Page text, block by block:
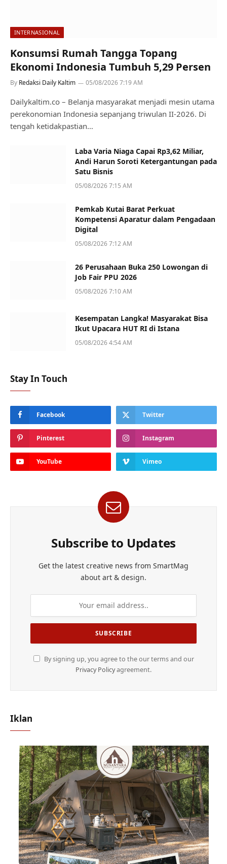
INTERNASIONAL
Konsumsi Rumah Tangga Topang
Ekonomi Indonesia Tumbuh 5,29 Persen
By Redaksi Daily Kaltim 05/08/2026 7:19 AM
Dailykaltim.co – Belanja masyarakat menjadi mesin utama
perekonomian Indonesia sepanjang triwulan II-2026. Di
tengah ketidakpastian…
Laba Varia Niaga Capai Rp3,62 Miliar,
Andi Harun Soroti Ketergantungan pada
Satu Bisnis
05/08/2026 7:15 AM
Pemkab Kutai Barat Perkuat
Kompetensi Aparatur dalam Pengadaan
Digital
05/08/2026 7:12 AM
26 Perusahaan Buka 250 Lowongan di
Job Fair PPU 2026
05/08/2026 7:10 AM
Kesempatan Langka! Masyarakat Bisa
Ikut Upacara HUT RI di Istana
05/08/2026 4:54 AM
Stay In Touch
Facebook Twitter
Pinterest Instagram
YouTube Vimeo
Subscribe to Updates
Get the latest creative news from SmartMag
about art & design.
By signing up, you agree to the our terms and our
Privacy Policyagreement.
Iklan